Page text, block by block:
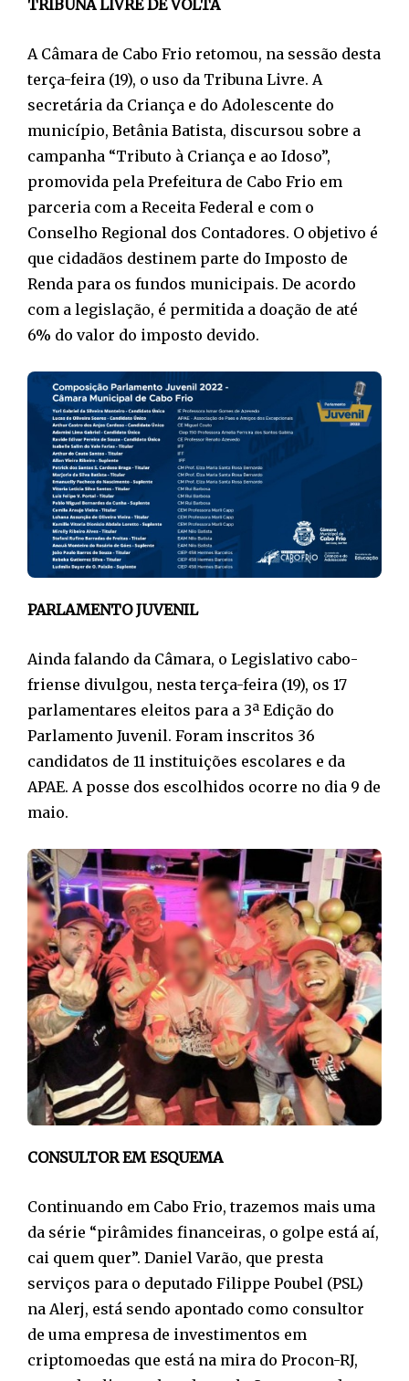
TRIBUNA LIVRE DE VOLTA
A Câmara de Cabo Frio retomou, na sessão desta
terça-feira (19), o uso da Tribuna Livre. A
secretária da Criança e do Adolescente do
município, Betânia Batista, discursou sobre a
campanha “Tributo à Criança e ao Idoso”,
promovida pela Prefeitura de Cabo Frio em
parceria com a Receita Federal e com o
Conselho Regional dos Contadores. O objetivo é
que cidadãos destinem parte do Imposto de
Renda para os fundos municipais. De acordo
com a legislação, é permitida a doação de até
6% do valor do imposto devido.
PARLAMENTO JUVENIL
Ainda falando da Câmara, o Legislativo cabo-
friense divulgou, nesta terça-feira (19), os 17
parlamentares eleitos para a 3ª Edição do
Parlamento Juvenil. Foram inscritos 36
candidatos de 11 instituições escolares e da
APAE. A posse dos escolhidos ocorre no dia 9 de
maio.
CONSULTOR EM ESQUEMA
Continuando em Cabo Frio, trazemos mais uma
da série “pirâmides financeiras, o golpe está aí,
cai quem quer”. Daniel Varão, que presta
serviços para o deputado Filippe Poubel (PSL)
na Alerj, está sendo apontado como consultor
de uma empresa de investimentos em
criptomoedas que está na mira do Procon-RJ,